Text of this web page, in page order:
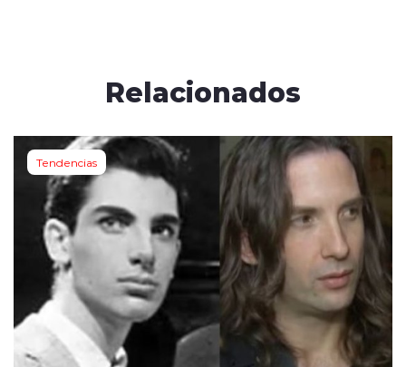
Relacionados
Tendencias